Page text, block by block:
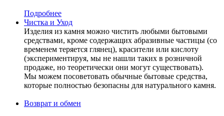
Подробнее
Чистка и Уход
Изделия из камня можно чистить любыми бытовыми
средствами, кроме содержащих абразивные частицы (со
временем теряется глянец), красители или кислоту
(экспериментируя, мы не нашли таких в розничной
продаже, но теоретически они могут существовать).
Мы можем посоветовать обычные бытовые средства,
которые полностью безопасны для натурального камня.
Возврат и обмен